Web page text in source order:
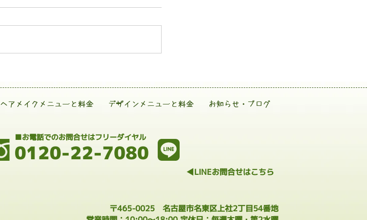
ヘアメイクメニューと料金 デザインメニューと料金 お知らせ・ブログ
0120-22-7080
■お電話でのお問合せはフリーダイヤル
◀LINEお問合せはこちら
〒465-0025 名古屋市名東区上社2丁目54番地